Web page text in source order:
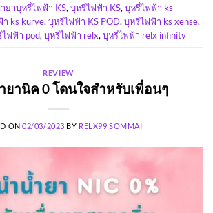
ยาบุหรี่ไฟฟ้า KS, บุหรี่ไฟฟ้า KS, บุหรี่ไฟฟ้า ks
ks kurve, บุหรี่ไฟฟ้า KS POD, บุหรี่ไฟฟ้า ks xense,
ฟฟ้า pod, บุหรี่ไฟฟ้า relx, บุหรี่ไฟฟ้า relx infinity
REVIEW
ยานิค 0 โดนใจสำหรับเพื่อนๆ
ON02/03/2023 BY RELX99 SOMMAI